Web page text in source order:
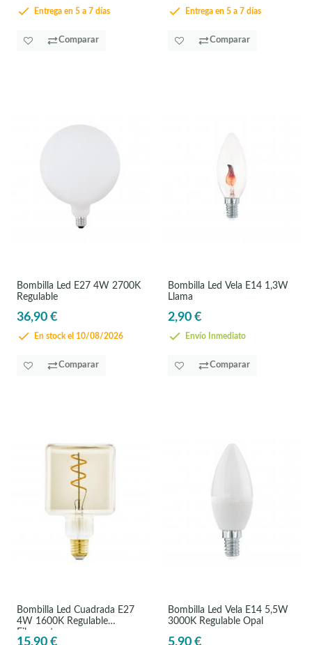
Entrega en 5 a 7 días
Comparar
Entrega en 5 a 7 días
Comparar
Bombilla Led E27 4W 2700K
Regulable
36,90 €
En stock el 10/08/2026
Comparar
Bombilla Led Vela E14 1,3W
Llama
2,90 €
Envío Inmediato
Comparar
Bombilla Led Cuadrada E27
4W 1600K Regulable
Filamento
15,90 €
Bombilla Led Vela E14 5,5W
3000K Regulable Opal
5,90 €